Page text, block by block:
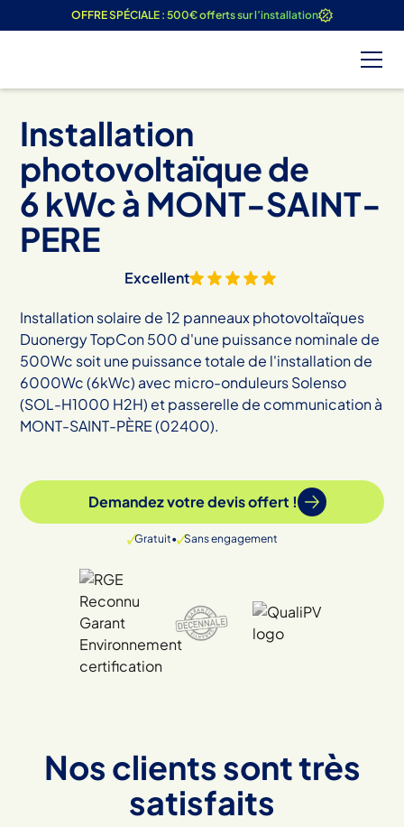
OFFRE SPÉCIALE : 500€ offerts sur l’installation
Installation
photovoltaïque de
6 kWc à MONT-SAINT-
PERE
Excellent
Installation solaire de 12 panneaux photovoltaïques
Duonergy TopCon 500 d'une puissance nominale de
500Wc soit une puissance totale de l'installation de
6000Wc (6kWc) avec micro-onduleurs Solenso
(SOL-H1000 H2H) et passerelle de communication à
MONT-SAINT-PÈRE (02400).
Demandez votre devis offert !
Gratuit• Sans engagement
Nos clients sont très
satisfaits